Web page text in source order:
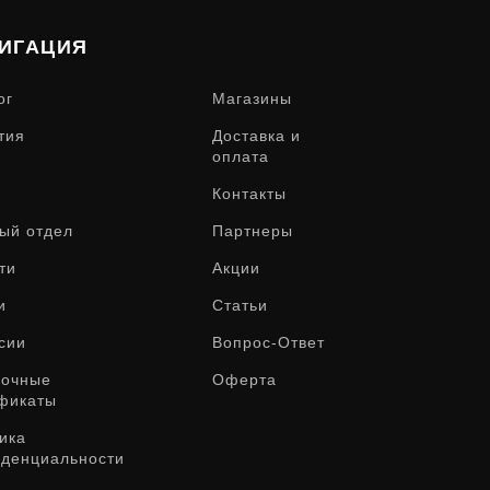
Магазины
Доставка и
оплата
Контакты
отдел Партнеры
Акции
Статьи
Вопрос-Ответ
Оферта